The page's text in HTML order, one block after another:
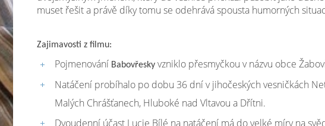
muset řešit a právě díky tomu se odehrává spousta humorných
Zajimavosti z filmu:
Pojmenování Babovřesky vzniklo přesmyčkou v názvu obce
Natáčení probíhalo po dobu 36 dní v jihočeských vesničkách
Malých Chrášťanech, Hluboké nad Vltavou a Dřítni.
Dvoudenní účast Lucie Bílé na natáčení má do velké míry na